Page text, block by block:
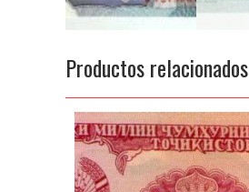
Productos relacionados